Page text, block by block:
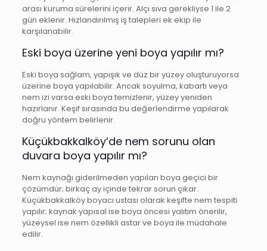
arası kuruma sürelerini içerir. Alçı sıva gerekliyse 1 ile 2
gün eklenir. Hızlandırılmış iş talepleri ek ekip ile
karşılanabilir.
Eski boya üzerine yeni boya yapılır mı?
Eski boya sağlam, yapışık ve düz bir yüzey oluşturuyorsa
üzerine boya yapılabilir. Ancak soyulma, kabartı veya
nem izi varsa eski boya temizlenir, yüzey yeniden
hazırlanır. Keşif sırasında bu değerlendirme yapılarak
doğru yöntem belirlenir.
Küçükbakkalköy’de nem sorunu olan
duvara boya yapılır mı?
Nem kaynağı giderilmeden yapılan boya geçici bir
çözümdür; birkaç ay içinde tekrar sorun çıkar.
Küçükbakkalköy boyacı ustası olarak keşifte nem tespiti
yapılır; kaynak yapısal ise boya öncesi yalıtım önerilir,
yüzeysel ise nem özellikli astar ve boya ile müdahale
edilir.